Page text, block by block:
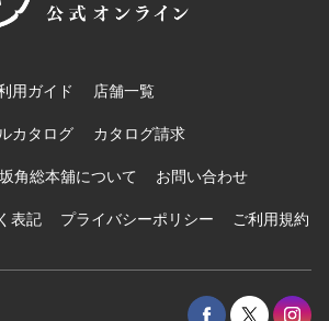
用ガイド 店舗一覧
カタログ カタログ請求
坂角総本舖について お問い合わせ
表記 プライバシーポリシー ご利用規約